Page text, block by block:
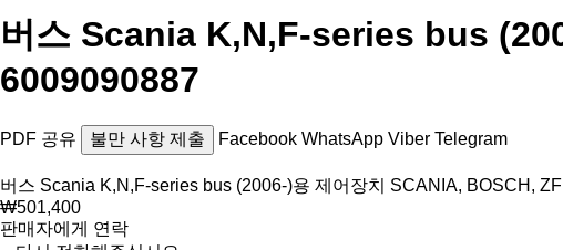
버스 Scania K,N,F-series bus
6009090887
PDF 공유 불만 사항 제출 Facebook WhatsApp Viber Telegram
버스 Scania K,N,F-series bus (2006-)용 제어장치 SCANIA, BOSCH,
₩501,400
판매자에게 연락